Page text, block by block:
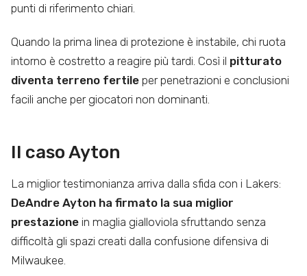
punti di riferimento chiari.
Quando la prima linea di protezione è instabile, chi ruota
intorno è costretto a reagire più tardi. Così il pitturato
diventa terreno fertile per penetrazioni e conclusioni
facili anche per giocatori non dominanti.
Il caso Ayton
La miglior testimonianza arriva dalla sfida con i Lakers:
DeAndre Ayton ha firmato la sua miglior
prestazione in maglia gialloviola sfruttando senza
difficoltà gli spazi creati dalla confusione difensiva di
Milwaukee.